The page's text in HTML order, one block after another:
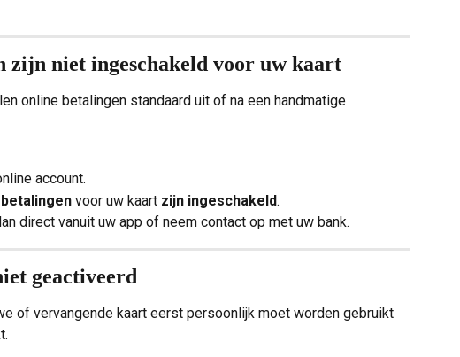
zijn niet ingeschakeld voor uw kaart
online betalingen standaard uit of na een handmatige
account.
voor uw kaart zijn ingeschakeld.
direct vanuit uw app of neem contact op met uw bank.
geactiveerd
of vervangende kaart eerst persoonlijk moet worden gebruikt